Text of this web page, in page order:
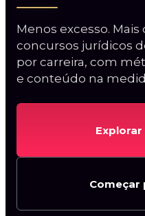
Curso
Carreiras da
Procurador do
Menos excesso. Mais
concursos jurídicos
por carreira, com
e conteúdo na
Explorar
Começar